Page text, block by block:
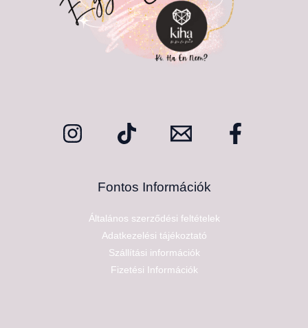
Fontos Információk
Általános szerződési feltételek
Adatkezelési tájékoztató
Szállítási információk
Fizetési Információk